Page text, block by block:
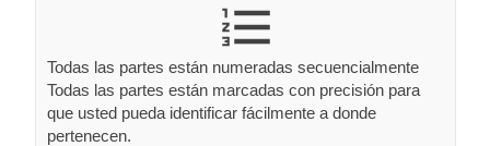
Todas las partes están numeradas secuencialmente
Todas las partes están marcadas con precisión para
que usted pueda identificar fácilmente a donde
pertenecen.